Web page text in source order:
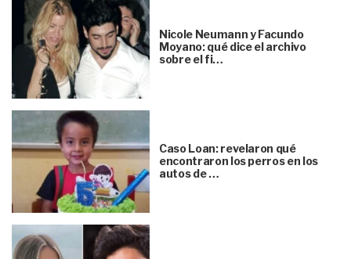
Nicole Neumann y Facundo
Moyano: qué dice el archivo
sobre el fi…
Caso Loan: revelaron qué
encontraron los perros en los
autos de …